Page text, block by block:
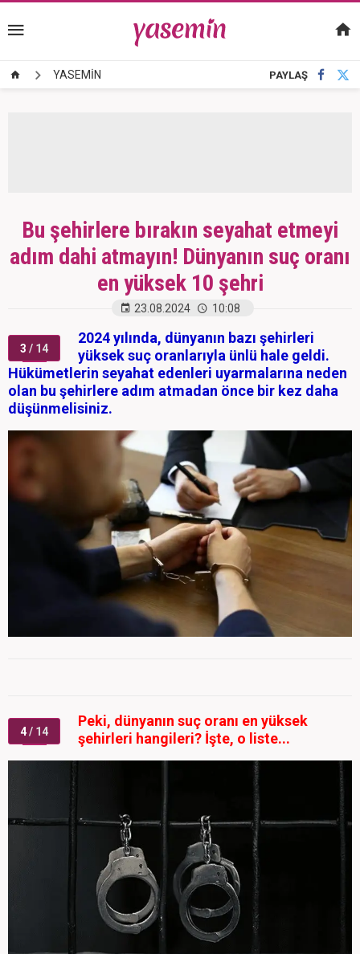
YASEMİN PAYLAŞ
Bu şehirlere bırakın seyahat etmeyi
adım dahi atmayın! Dünyanın suç oranı
en yüksek 10 şehri
23.08.2024 10:08
3 / 14
2024 yılında, dünyanın bazı şehirleri
yüksek suç oranlarıyla ünlü hale geldi.
Hükümetlerin seyahat edenleri uyarmalarına neden
olan bu şehirlere adım atmadan önce bir kez daha
düşünmelisiniz.
4/ 14
Peki, dünyanın suç oranı en yüksek
şehirleri hangileri? İşte, o liste...